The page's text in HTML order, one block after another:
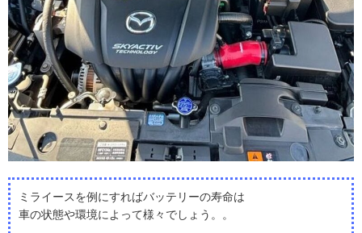
ミライースを例にすればバッテリーの寿命は
車の状態や環境によって様々でしょう。。